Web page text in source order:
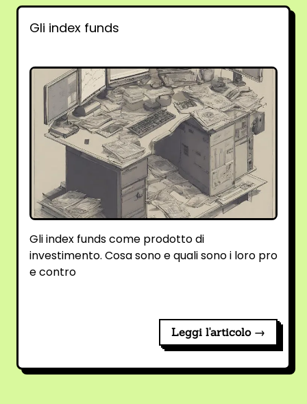
Gli index funds
Gli index funds come prodotto di
investimento. Cosa sono e quali sono i loro pro
e contro
Leggi l'articolo →